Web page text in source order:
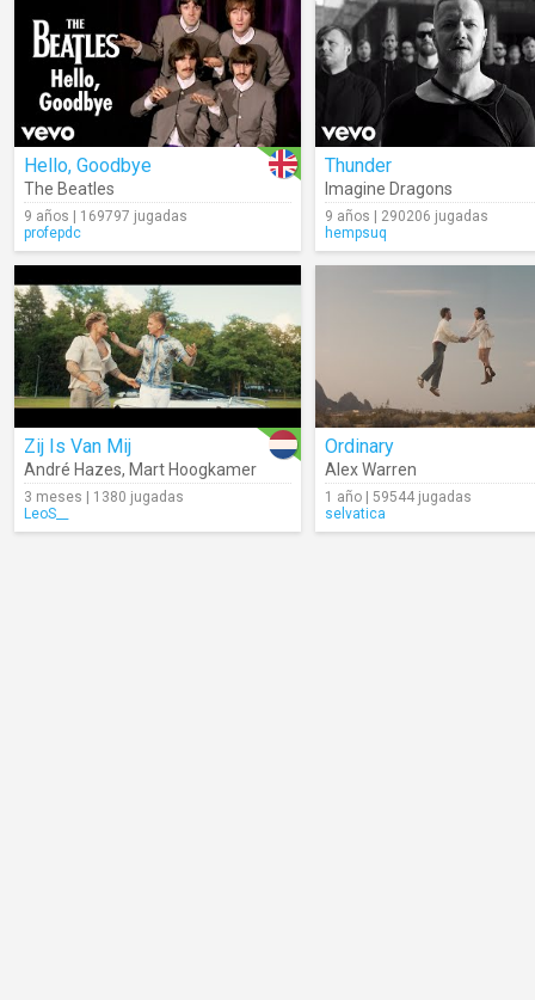
Hello, Goodbye
The Beatles
9 años | 169797 jugadas
profepdc
Thunder
Imagine Dragons
9 años | 290206 jugadas
hempsuq
Zij Is Van Mij
André Hazes, Mart Hoogkamer
3 meses | 1380 jugadas
LeoS__
Ordinary
Alex Warren
1 año | 59544 jugadas
selvatica